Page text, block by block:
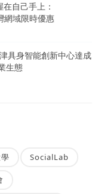
自己手上：
網域限時優惠
具身智能創新中心達成
生態
SocialLab